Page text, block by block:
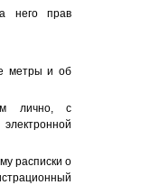
него прав
метры и об
лично, с
расписки о